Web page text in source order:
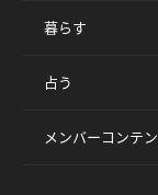
暮らす
占う
メンバーコンテ